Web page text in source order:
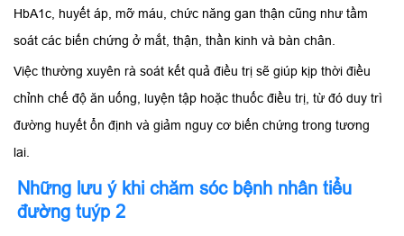
HbA1c, huyết áp, mỡ máu, chức năng gan thận cũng như tầm
soát các biến chứng ở mắt, thận, thần kinh và bàn chân.
Việc thường xuyên rà soát kết quả điều trị sẽ giúp kịp thời điều
chỉnh chế độ ăn uống, luyện tập hoặc thuốc điều trị, từ đó duy trì
đường huyết ổn định và giảm nguy cơ biến chứng trong tương
lai.
Những lưu ý khi chăm sóc bệnh nhân tiểu
đường tuýp 2